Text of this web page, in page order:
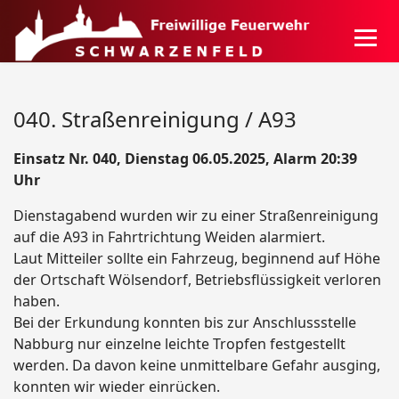
040. Straßenreinigung / A93
Einsatz Nr. 040, Dienstag 06.05.2025, Alarm 20:39
Uhr
Dienstagabend wurden wir zu einer Straßenreinigung
auf die A93 in Fahrtrichtung Weiden alarmiert.
Laut Mitteiler sollte ein Fahrzeug, beginnend auf Höhe
der Ortschaft Wölsendorf, Betriebsflüssigkeit verloren
haben.
Bei der Erkundung konnten bis zur Anschlussstelle
Nabburg nur einzelne leichte Tropfen festgestellt
werden. Da davon keine unmittelbare Gefahr ausging,
konnten wir wieder einrücken.